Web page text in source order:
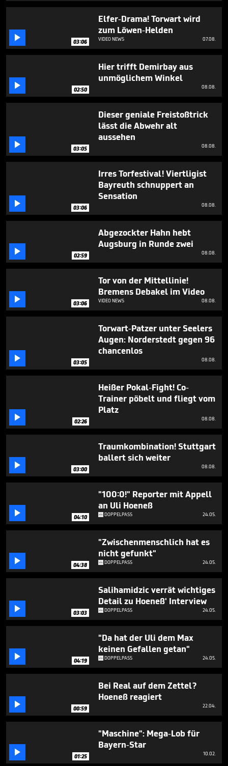
seconds
 03:06
Elfer-Drama! Torwart wird
zum Löwen-Helden
VIDEO NEWS 07.08.
 02:50
Hier trifft Demirbay aus
unmöglichem Winkel
08.08.
 03:05
Dieser geniale Freistoßtrick
lässt die Abwehr alt
aussehen
08.08.
 03:06
Irres Torfestival! Viertligist
Bayreuth schnuppert an
Sensation
08.08.
 02:59
Abgezockter Hahn hebt
Augsburg in Runde zwei
08.08.
 03:06
Tor von der Mittellinie!
Bremens Debakel im Video
VIDEO NEWS 08.08.
 03:05
Torwart-Patzer unter Seelers
Augen: Norderstedt gegen 96
chancenlos
08.08.
 02:26
Heißer Pokal-Fight! Co-
Trainer pöbelt und fliegt vom
Platz
08.08.
 03:00
Traumkombination! Stuttgart
ballert sich weiter
08.08.
 04:10
"100:0!" Reporter mit Appell
an Uli Hoeneß
DOPPELPASS 24.05.
 04:38
"Zwischenmenschlich hat es
nicht gefunkt"
DOPPELPASS 24.05.
 03:03
Salihamidzic verrät wichtiges
Detail zu Hoeneß' Interview
DOPPELPASS 24.05.
 04:19
"Da hat der Uli dem Max
keinen Gefallen getan"
DOPPELPASS 24.05.
 00:59
Bei Real auf dem Zettel?
Hoeneß reagiert
22.04.
 01:25
"Maschine": Mega-Lob für
Bayern-Star
10.02.